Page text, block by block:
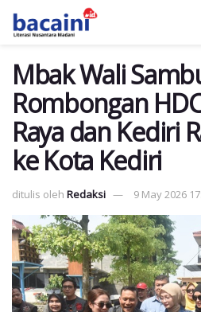
Mbak Wali
Rombongan
Raya dan Kediri
ke Kota Kediri
ditulis oleh Redaksi 9 May 2026